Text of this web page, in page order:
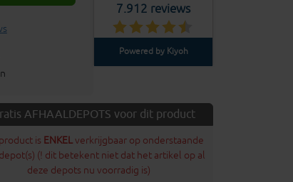
7.912 reviews
Powered by Kiyoh
AFHAALDEPOTS voor dit product
is ENKELverkrijgbaar op onderstaande
(! dit betekent niet dat het artikel op al
deze depots nu voorradig is)